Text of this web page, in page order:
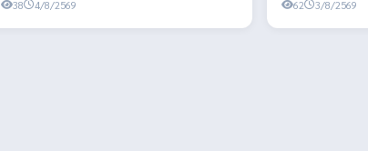
38 4/8/2569 62 3/8/2569